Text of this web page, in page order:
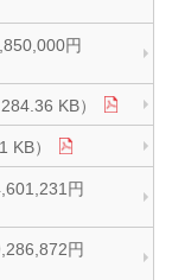
円
KB）
）
円
円